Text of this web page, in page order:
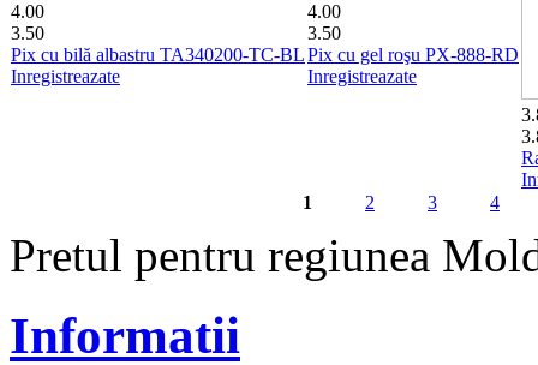
4.00
3.50
Pix cu bilă albastru TA340200-TC-BL
Inregistreazate
4.00
3.50
Pix cu gel roşu PX-888-RD
Inregistreazate
1 2 3 4
Pretul pentru regiunea
Informatii